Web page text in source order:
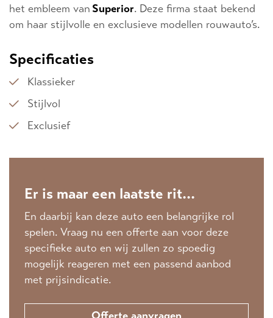
het embleem van Superior. Deze firma staat bekend
om haar stijlvolle en exclusieve modellen rouwauto’s.
Specificaties
Klassieker
Stijlvol
Exclusief
Er is maar een laatste rit...
En daarbij kan deze auto een belangrijke rol
spelen. Vraag nu een offerte aan voor deze
specifieke auto en wij zullen zo spoedig
mogelijk reageren met een passend aanbod
met prijsindicatie.